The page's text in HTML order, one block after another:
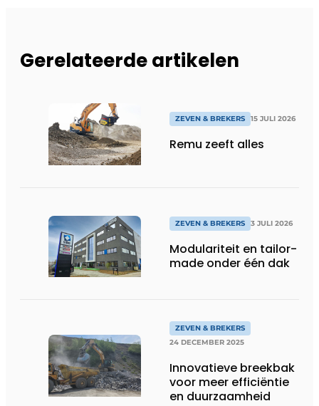
Gerelateerde artikelen
ZEVEN & BREKERS 15 JULI 2026
Remu zeeft alles
ZEVEN & BREKERS 3 JULI 2026
Modulariteit en tailor-
made onder één dak
ZEVEN & BREKERS
24 DECEMBER 2025
Innovatieve breekbak
voor meer efficiëntie
en duurzaamheid